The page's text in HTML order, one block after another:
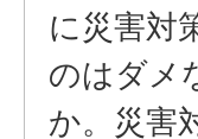
に災害対
のはダメ
か。災害